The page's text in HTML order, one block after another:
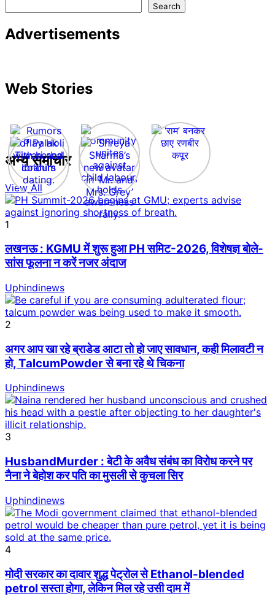
Search
Advertisements
Web Stories
अन्य समाचार
View All
1
लखनऊ : KGMU में शुरू हुआ PH समिट-2026, विशेषज्ञ बोले-
सांस फूलना न करें नजर अंदाज
Uphindinews
2
अगर आप खा रहे ब्राडेड आटा तो हो जाए सावधान, कही मिलावटी न
हो, TalcumPowder से बना रहे थे चिकना
Uphindinews
3
HusbandMurder : बेटी के अवैध संबंध का विरोध करने पर
नैना ने बेहोश कर पति का मुसली से कुचला सिर
Uphindinews
4
मोदी सरकार का दावार शुद्ध पेट्रोल से Ethanol-blended
petrol सस्ता होगा, लेकिन मिल रहे उसी दाम में